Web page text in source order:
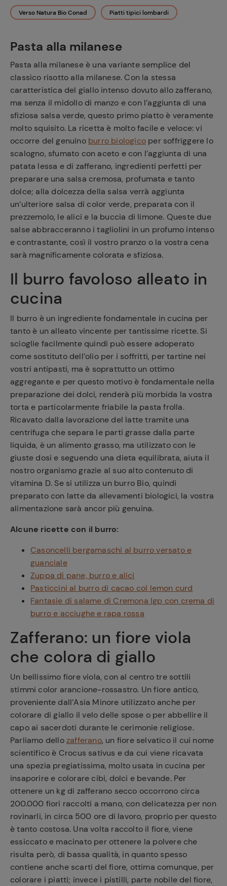
Verso Natura Bio Conad Piatti tipici lombardi
Pasta alla milanese
Pasta alla milanese è una variante semplice del
classico risotto alla milanese. Con la stessa
caratteristica del giallo intenso dovuto allo zafferano,
ma senza il midollo di manzo e con l’aggiunta di una
sfiziosa salsa verde, questo primo piatto è veramente
molto squisito. La ricetta è molto facile e veloce: vi
occorre del genuino burro biologico per soffriggere lo
scalogno, sfumato con aceto e con l’aggiunta di una
patata lessa e di zafferano, ingredienti perfetti per
preparare una salsa cremosa, profumata e tanto
dolce; alla dolcezza della salsa verrà aggiunta
un’ulteriore salsa di color verde, preparata con il
prezzemolo, le alici e la buccia di limone. Queste due
salse abbracceranno i tagliolini in un profumo intenso
e contrastante, così il vostro pranzo o la vostra cena
sarà magnificamente colorata e sfiziosa.
Il burro favoloso alleato in
cucina
Il burro è un ingrediente fondamentale in cucina per
tanto è un alleato vincente per tantissime ricette. Si
scioglie facilmente quindi può essere adoperato
come sostituto dell’olio per i soffritti, per tartine nei
vostri antipasti, ma è soprattutto un ottimo
aggregante e per questo motivo è fondamentale nella
preparazione dei dolci, renderà più morbida la vostra
torta e particolarmente friabile la pasta frolla.
Ricavato dalla lavorazione del latte tramite una
centrifuga che separa le parti grasse dalla parte
liquida, è un alimento grasso, ma utilizzato con le
giuste dosi e seguendo una dieta equilibrata, aiuta il
nostro organismo grazie al suo alto contenuto di
vitamina D. Se si utilizza un burro Bio, quindi
preparato con latte da allevamenti biologici, la vostra
alimentazione sarà ancor più genuina.
Alcune ricette con il burro:
Casoncelli bergamaschi al burro versato e
guanciale
Zuppa di pane, burro e alici
Pasticcini al burro di cacao col lemon curd
Fantasie di salame di Cremona Igp con crema di
burro e acciughe e rapa rossa
Zafferano: un fiore viola
che colora di giallo
Un bellissimo fiore viola, con al centro tre sottili
stimmi color arancione-rossastro. Un fiore antico,
proveniente dall’Asia Minore utilizzato anche per
colorare di giallo il velo delle spose o per abbellire il
capo ai sacerdoti durante le cerimonie religiose.
Parliamo dellozafferano, un fiore selvatico il cui nome
scientifico è Crocus sativus e da cui viene ricavata
una spezia pregiatissima, molto usata in cucina per
insaporire e colorare cibi, dolci e bevande. Per
ottenere un kg di zafferano secco occorrono circa
200.000 fiori raccolti a mano, con delicatezza per non
rovinarli, in circa 500 ore di lavoro, proprio per questo
è tanto costosa. Una volta raccolto il fiore, viene
essiccato e macinato per ottenere la polvere che
risulta però, di bassa qualità, in quanto spesso
contiene anche scarti del fiore, ottima comunque, per
colorare i piatti; invece i pistilli, parte nobile del fiore,